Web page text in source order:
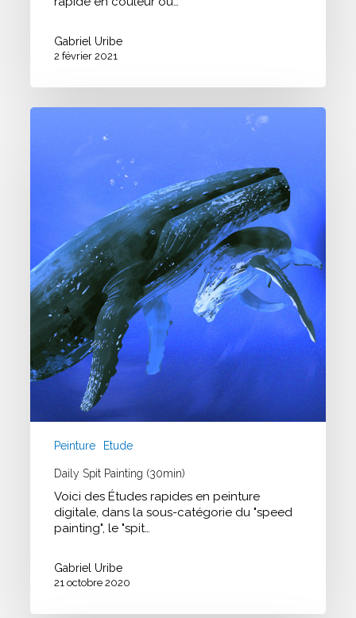
Gabriel Uribe
2 février 2021
Daily
Peinture Etude
Daily Spit Painting (30min)
Voici des Études rapides en peinture
digitale, dans la sous-catégorie du "speed
painting", le "spit…
Gabriel Uribe
21 octobre 2020